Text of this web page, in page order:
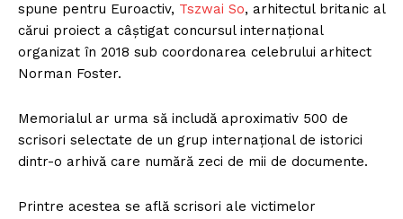
spune pentru Euroactiv, Tszwai So, arhitectul britanic al
cărui proiect a câștigat concursul internațional
organizat în 2018 sub coordonarea celebrului arhitect
Norman Foster.
Memorialul ar urma să includă aproximativ 500 de
scrisori selectate de un grup internațional de istorici
dintr-o arhivă care numără zeci de mii de documente.
Printre acestea se află scrisori ale victimelor